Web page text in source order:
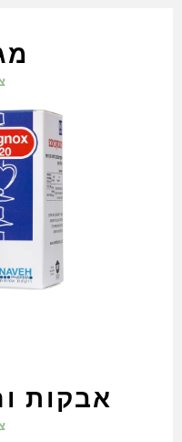
אבקות